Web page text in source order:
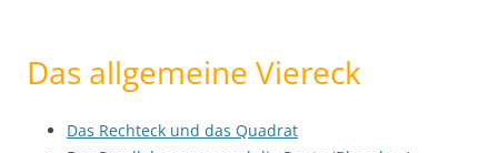
Das allgemeine Viereck
Das Rechteck und das Quadrat